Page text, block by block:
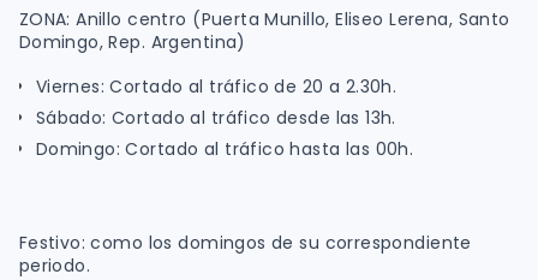
ZONA: Anillo centro (Puerta Munillo, Eliseo Lerena, Santo
Domingo, Rep. Argentina)
Viernes: Cortado al tráfico de 20 a 2.30h.
Sábado: Cortado al tráfico desde las 13h.
Domingo: Cortado al tráfico hasta las 00h.
Festivo: como los domingos de su correspondiente
periodo.